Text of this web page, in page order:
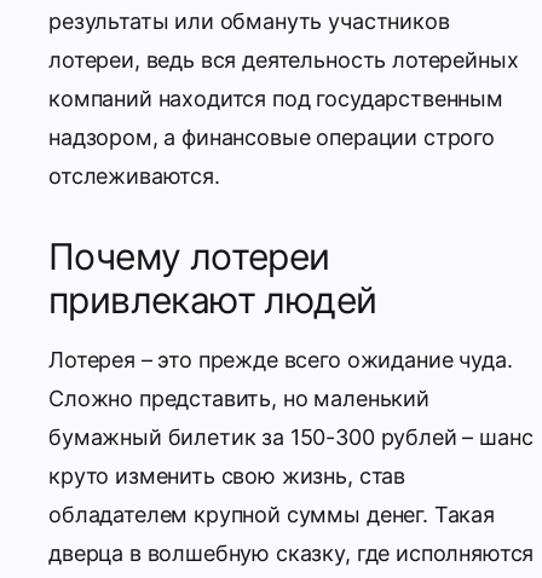
результаты или обмануть участников
лотереи, ведь вся деятельность лотерейных
компаний находится под государственным
надзором, а финансовые операции строго
отслеживаются.
Почему лотереи
привлекают людей
Лотерея – это прежде всего ожидание чуда.
Сложно представить, но маленький
бумажный билетик за 150-300 рублей – шанс
круто изменить свою жизнь, став
обладателем крупной суммы денег. Такая
дверца в волшебную сказку, где исполняются